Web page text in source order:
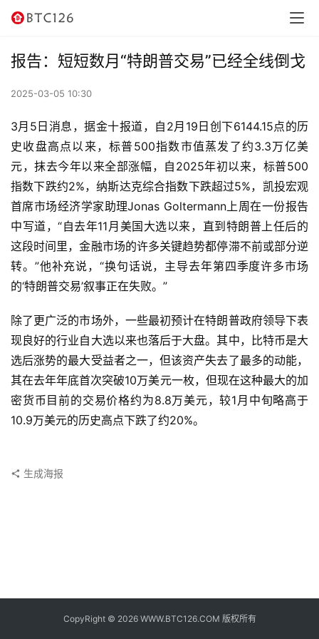
讯
讯
情
交
易
所
虚
拟
卡
子
钱
包
香
港
地
报告：短短数月“特朗普交易”已经全线倒戈
2025-03-05 10:30
3月5日消息，据金十报道，自2月19日创下6144.15点的历
史收盘高点以来，标普500指数市值蒸发了约3.3万亿美
元，抹去今年以来全部涨幅，自2025年初以来，标普500
指数下跌约2%，纳斯达克综合指数下跌超过5%，凯投宏观
首席市场经济学家助理Jonas Goltermann上周在一份报告
中写道，“自去年11月美国大选以来，直到特朗普上任后的
这段时间里，金融市场的许多关键趋势都停滞不前或部分逆
转。”他补充说，“换句话说，主导去年第四季度许多市场
的‘特朗普交易’叙事正在失败。”
除了更广泛的市场外，一些最初预计在特朗普政府领导下表
现良好的行业自大选以来也落后于大盘。其中，比特币是大
选后涨势的最大受益者之一，但该资产失去了最多的动能，
其在去年年底首次突破10万美元一枚，但现在这种最大的加
密货币目前的交易价格约为8.8万美元，较1月中旬略高于
10.9万美元的历史高点下跌了约20%。
生成海报
CopyRight © 2026 WWW.BTC126.COM 版权所有